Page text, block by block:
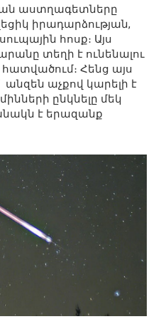
աստղագետները
իրադարձության,
հոսք։ Այս
տեղի է ունենալու
հատվածում։ Հենց այս
աչքով կարելի է
ընկնելը մեկ
է երազանք